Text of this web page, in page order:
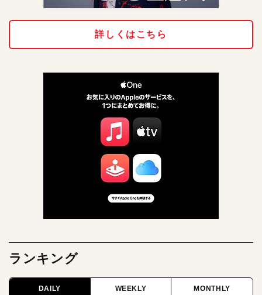
詳しくはこちら
ランキング
DAILY WEEKLY MONTHLY